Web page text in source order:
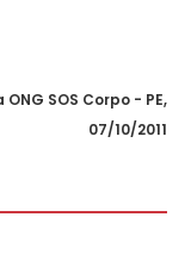
SOS Corpo - PE,
07/10/2011